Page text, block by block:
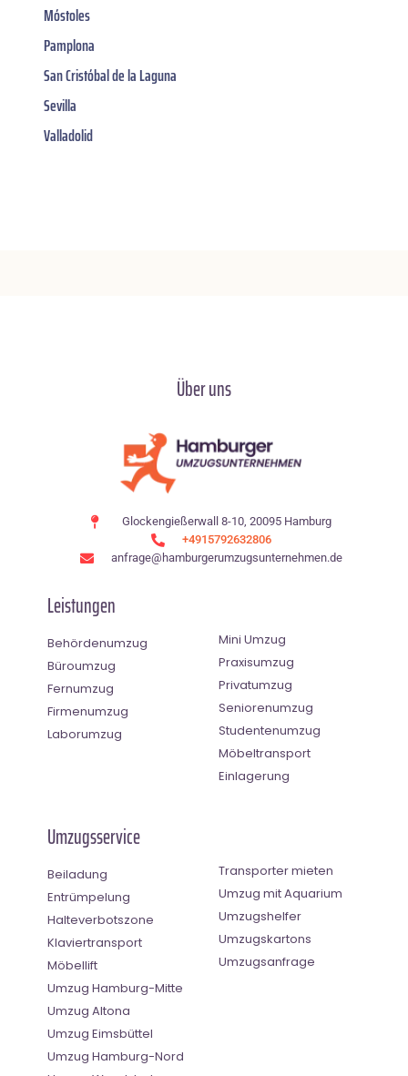
Móstoles
Pamplona
San Cristóbal de la Laguna
Sevilla
Valladolid
Über uns
Glockengießerwall 8-10, 20095 Hamburg
+4915792632806
anfrage@hamburgerumzugsunternehmen.de
Leistungen
Behördenumzug
Büroumzug
Fernumzug
Firmenumzug
Laborumzug
Mini Umzug
Praxisumzug
Privatumzug
Seniorenumzug
Studentenumzug
Möbeltransport
Einlagerung
Umzugsservice
Beiladung
Entrümpelung
Halteverbotszone
Klaviertransport
Möbellift
Umzug Hamburg-Mitte
Umzug Altona
Umzug Eimsbüttel
Umzug Hamburg-Nord
Transporter mieten
Umzug mit Aquarium
Umzugshelfer
Umzugskartons
Umzugsanfrage